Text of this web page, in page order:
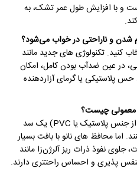
و با افزایش طول عمر تشک، به
و ناراحتی در خواب می‌شود؟
کنید. تکنولوژی های جدید مانند
در عین ضدآب بودن کامل، امکان
حس پلاستیکی یا گرمای آزاردهنده
معمولی چیست؟
محافظ‌ های ضدآب معمولی (غالباً از جنس پلاستیک یا PVC) یک سد
اما محافظ‌ های نانو با بافت بسیار
جلوی نفوذ ذرات ریز آلرژن‌زا مانند
تنفس‌ پذیری و احساس راحتتری دارند.